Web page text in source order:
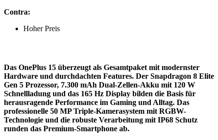
Contra:
Hoher Preis
Das OnePlus 15 überzeugt als Gesamtpaket mit modernster
Hardware und durchdachten Features. Der Snapdragon 8 Elite
Gen 5 Prozessor, 7.300 mAh Dual-Zellen-Akku mit 120 W
Schnellladung und das 165 Hz Display bilden die Basis für
herausragende Performance im Gaming und Alltag. Das
professionelle 50 MP Triple-Kamerasystem mit RGBW-
Technologie und die robuste Verarbeitung mit IP68 Schutz
runden das Premium-Smartphone ab.